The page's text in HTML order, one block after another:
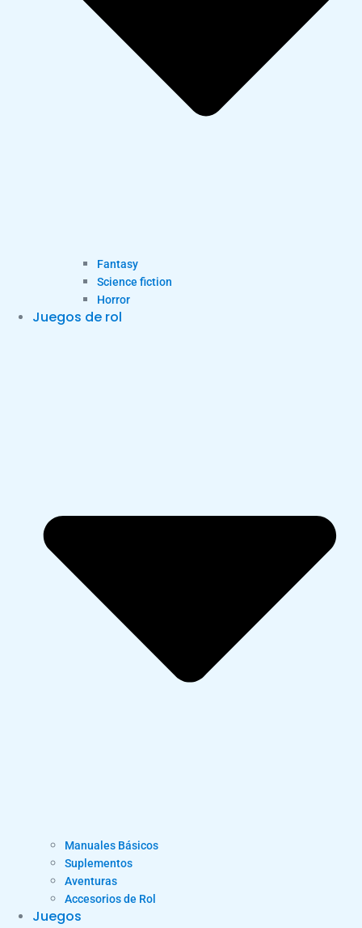
Fantasy
Science fiction
Horror
Juegos de rol
Manuales Básicos
Suplementos
Aventuras
Accesorios de Rol
Juegos